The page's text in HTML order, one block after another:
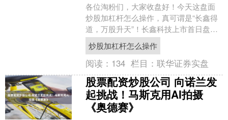
各位淘粉们，大家收盘好！今天这盘面
炒股加杠杆怎么操作，真可谓是“长鑫得
道，万股升天”！长鑫科技上市首日盘中
狂飙535%，市值突破3.6万亿创A股历
史，带动两市超....
炒股加杠杆怎么操作
阅读： 134 栏目：联华证券实盘
股票配资炒股公司 向诺兰发
起挑战！马斯克用AI拍摄
《奥德赛》